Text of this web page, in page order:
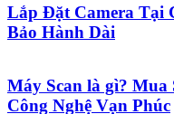
Lắp Đặt Camera Tại
Bảo Hành Dài
Máy Scan là gì?
Công Nghệ Vạn Phúc